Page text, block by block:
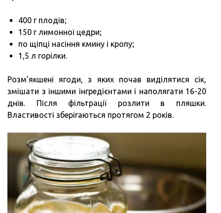
400 г плодів;
150 г лимонної цедри;
по щіпці насіння кмину і кропу;
1,5 л горілки.
Розм’якшені ягоди, з яких почав виділятися сік,
змішати з іншими інгредієнтами і наполягати 16-20
днів. Після фільтрації розлити в пляшки.
Властивості зберігаються протягом 2 років.